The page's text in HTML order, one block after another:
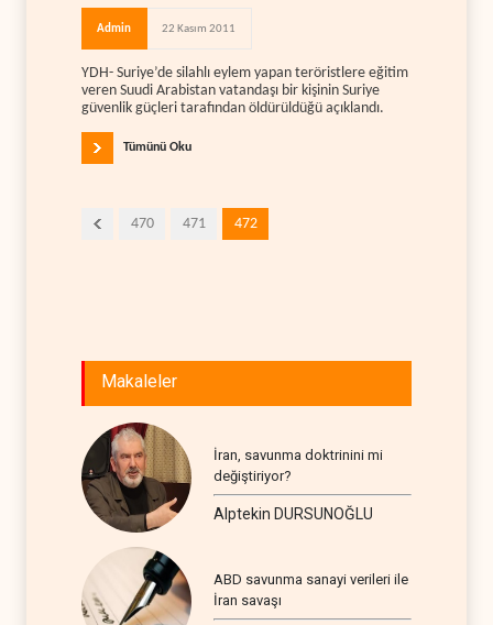
Admin 22 Kasım 2011
YDH- Suriye’de silahlı eylem yapan teröristlere eğitim
veren Suudi Arabistan vatandaşı bir kişinin Suriye
güvenlik güçleri tarafından öldürüldüğü açıklandı.
Tümünü Oku
470 471 472
Makaleler
İran, savunma doktrinini mi
değiştiriyor?
Alptekin DURSUNOĞLU
ABD savunma sanayi verileri ile
İran savaşı